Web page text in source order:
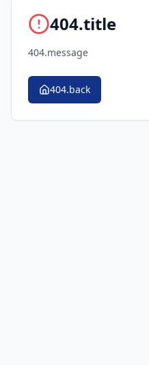
404.title
404.message
404.back